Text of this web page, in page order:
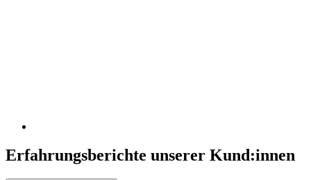
Erfahrungsberichte unserer Kund:innen